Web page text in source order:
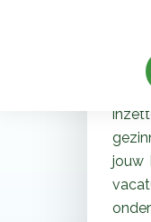
Bij
jouw